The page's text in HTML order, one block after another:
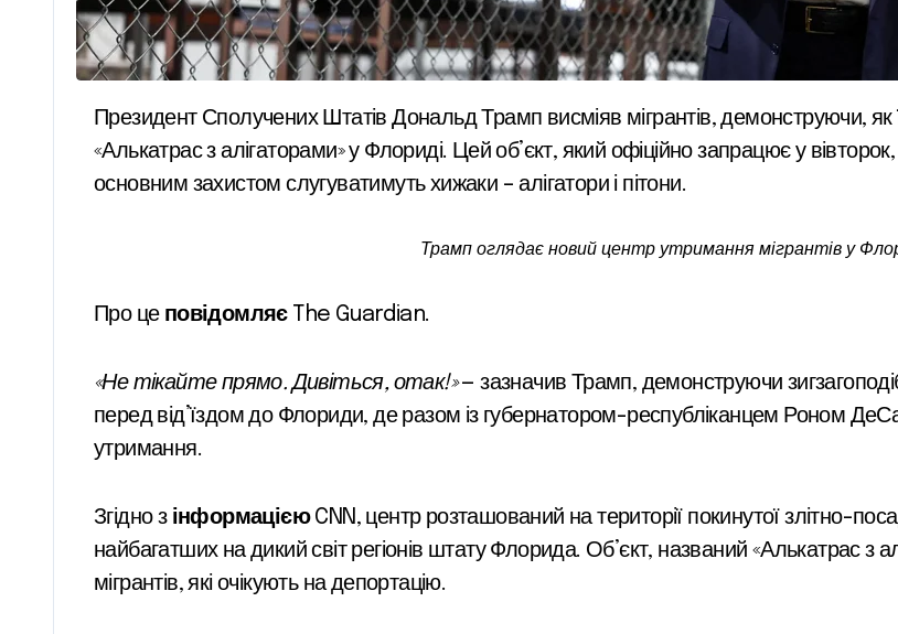
Президент Сполучених Штатів Дональд Трамп висміяв мігрантів, демонструючи, як їм варто рятуватися з нового центру утримання
«Алькатрас з алігаторами» у Флориді. Цей об’єкт, який офіційно запрацює у
основним захистом слугуватимуть хижаки – алігатори і пітони.
Трамп оглядає новий центр утримання мігрантів у
Про це повідомляєThe Guardian.
«Не тікайте прямо. Дивіться, отак!»— зазначив Трамп, демонструючи
перед від’їздом до Флориди, де разом із губернатором-республіканцем Роном
утримання.
Згідно з інформацієюCNN, центр розташований на території покинутої злітно-
найбагатших на дикий світ регіонів штату Флорида. Об’єкт, названий «Алькатрас з
мігрантів, які очікують на депортацію.